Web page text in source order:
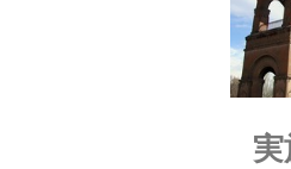
実